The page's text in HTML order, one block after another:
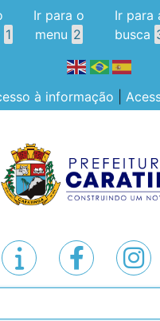
1
Ir para o
menu 2
Ir para
busca
à informação